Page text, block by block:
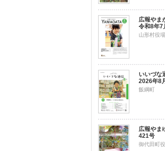
広報やま
令和8年7
山形村役場
いいづな
2026年8
飯綱町
広報やま
421号
御代田町